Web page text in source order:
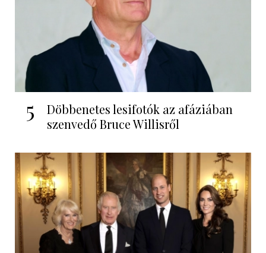
5
Döbbenetes lesifotók az afáziában
szenvedő Bruce Willisről